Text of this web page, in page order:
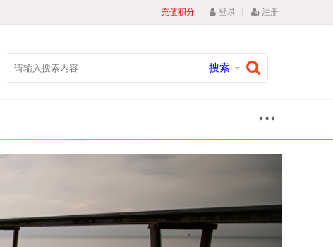
充值积分 登录 | 注册
搜索